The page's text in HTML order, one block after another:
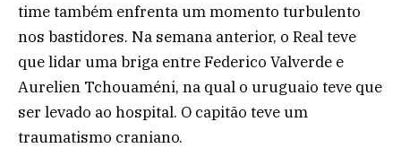
time também enfrenta um momento turbulento
nos bastidores. Na semana anterior, o Real teve
que lidar uma briga entre Federico Valverde e
Aurelien Tchouaméni, na qual o uruguaio teve que
ser levado ao hospital. O capitão teve um
traumatismo craniano.